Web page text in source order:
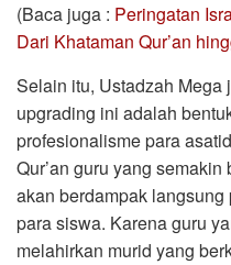
(Baca juga : Peringatan
Dari Khataman Qur’an
Selain itu, Ustadzah
upgrading ini adalah
profesionalisme para
Qur’an guru yang
akan berdampak
para siswa. Karena guru
melahirkan murid yang